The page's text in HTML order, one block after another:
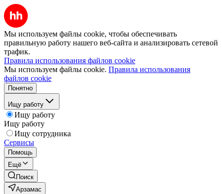
Мы используем файлы cookie, чтобы обеспечивать
правильную работу нашего веб-сайта и анализировать сетевой
трафик.
Правила использования файлов cookie
Мы используем файлы cookie. Правила использования
файлов cookie
Понятно
Ищу работу
Ищу работу
Ищу работу
Ищу сотрудника
Сервисы
Помощь
Ещё
Поиск
Арзамас